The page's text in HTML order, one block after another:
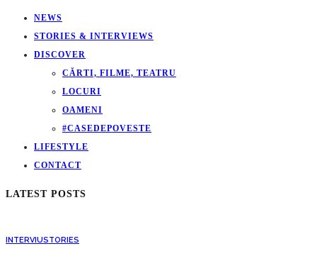
NEWS
STORIES & INTERVIEWS
DISCOVER
CĂRTI, FILME, TEATRU
LOCURI
OAMENI
#CASEDEPOVESTE
LIFESTYLE
CONTACT
LATEST POSTS
INTERVIUSTORIES